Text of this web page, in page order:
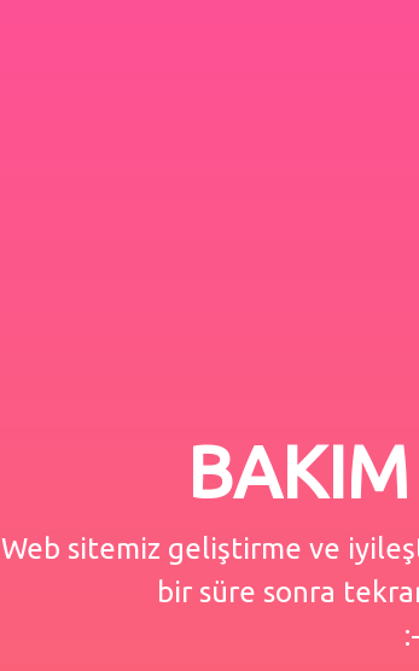
Web sitemiz geliştirme ve
bir süre sonra